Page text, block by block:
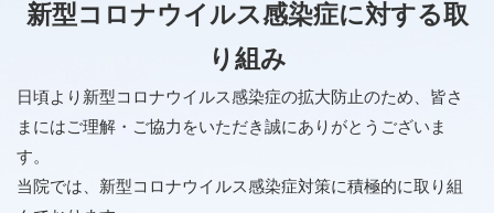
新型コロナウイルス感染症に対する取
り組み
日頃より新型コロナウイルス感染症の拡大防止のため、皆さ
まにはご理解・ご協力をいただき誠にありがとうございま
す。
当院では、新型コロナウイルス感染症対策に積極的に取り組